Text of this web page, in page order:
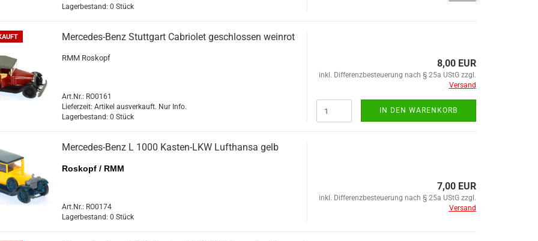
Lagerbestand: 0 Stück
Mercedes-​​Benz Stutt­gart Ca­brio­let ge­schlos­sen wein­rot
RMM Ro­skopf
Art.Nr.: RO0161
Lieferzeit: Artikel ausverkauft. Nur Info.
Lagerbestand: 0 Stück
8,00 EUR
inkl. Differenzbesteuerung nach § 25a UStG zzgl.
Versand
IN DEN WARENKORB
Mercedes-​​Benz L 1000 Kasten-​​LKW Luft­han­sa gelb
Ro­skopf / RMM
Art.Nr.: RO0174
Lagerbestand: 0 Stück
7,00 EUR
inkl. Differenzbesteuerung nach § 25a UStG zzgl.
Versand